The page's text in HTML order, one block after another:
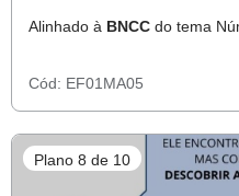
Alinhado à BNCC do tema
Cód: EF01MA05
Plano 8 de 10